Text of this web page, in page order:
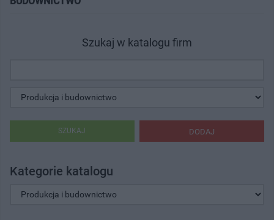
Szukaj w katalogu firm
DODAJ
SZUKAJ
Kategorie katalogu